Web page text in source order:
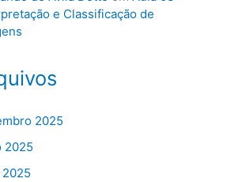
e Classificação de
2025
2025